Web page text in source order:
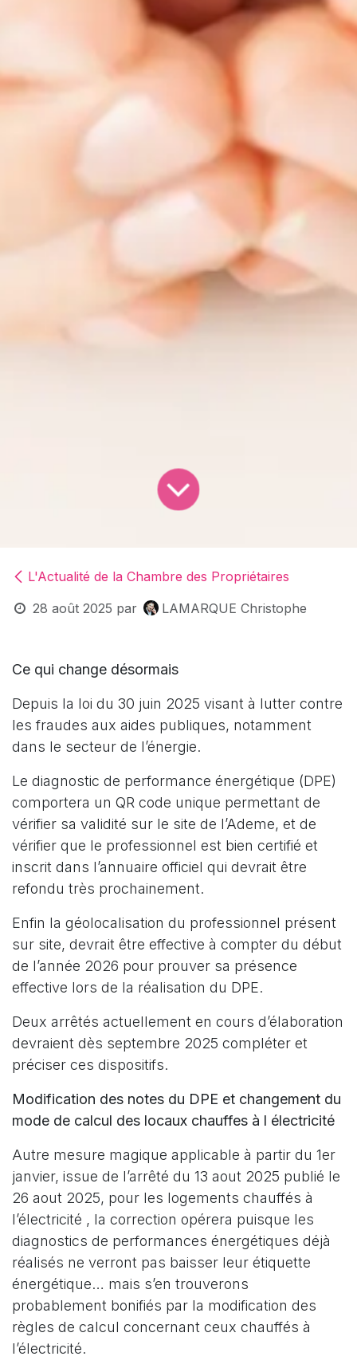
L'Actualité de la Chambre des Propriétaires
28 août 2025 par LAMARQUE Christophe
Ce qui change désormais
Depuis la loi du 30 juin 2025 visant à lutter contre
les fraudes aux aides publiques, notamment
dans le secteur de l’énergie.
Le diagnostic de performance énergétique (DPE)
comportera un QR code unique permettant de
vérifier sa validité sur le site de l’Ademe, et de
vérifier que le professionnel est bien certifié et
inscrit dans l’annuaire officiel qui devrait être
refondu très prochainement.
Enfin la géolocalisation du professionnel présent
sur site, devrait être effective à compter du début
de l’année 2026 pour prouver sa présence
effective lors de la réalisation du DPE.
Deux arrêtés actuellement en cours d’élaboration
devraient dès septembre 2025 compléter et
préciser ces dispositifs.
Modification des notes du DPE et changement du
mode de calcul des locaux chauffes à l électricité
Autre mesure magique applicable à partir du 1er
janvier, issue de l’arrêté du 13 aout 2025 publié le
26 aout 2025, pour les logements chauffés à
l’électricité , la correction opérera puisque les
diagnostics de performances énergétiques déjà
réalisés ne verront pas baisser leur étiquette
énergétique… mais s’en trouverons
probablement bonifiés par la modification des
règles de calcul concernant ceux chauffés à
l’électricité.